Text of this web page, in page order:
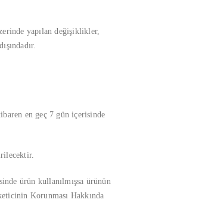
yapılan değişiklikler,
en geç 7 gün içerisinde
ürün kullanılmışsa ürünün
Korunması Hakkında